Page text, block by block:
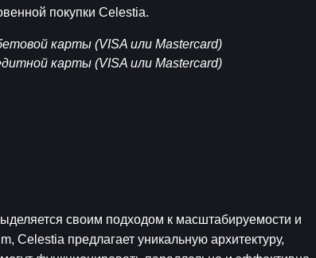
покупки Celestia.
карты (VISA или Mastercard)
карты (VISA или Mastercard)
своим подходом к масштабируемости и
Celestia предлагает уникальную архитектуру,